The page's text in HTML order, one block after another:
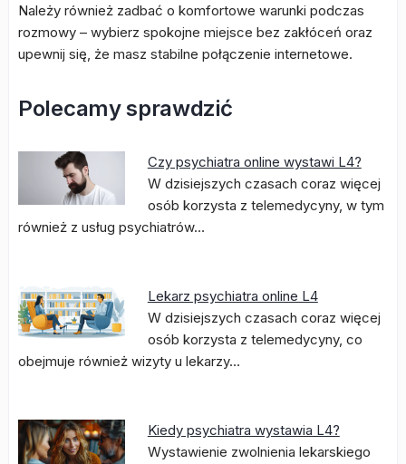
Należy również zadbać o komfortowe warunki podczas
rozmowy – wybierz spokojne miejsce bez zakłóceń oraz
upewnij się, że masz stabilne połączenie internetowe.
Polecamy sprawdzić
Czy psychiatra online wystawi L4?
W dzisiejszych czasach coraz więcej
osób korzysta z telemedycyny, w tym
również z usług psychiatrów…
Lekarz psychiatra online L4
W dzisiejszych czasach coraz więcej
osób korzysta z telemedycyny, co
obejmuje również wizyty u lekarzy…
Kiedy psychiatra wystawia L4?
Wystawienie zwolnienia lekarskiego